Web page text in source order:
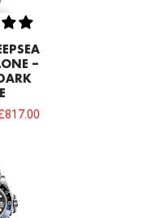
–
817.00